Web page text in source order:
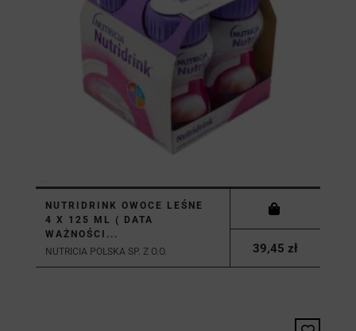
NUTRIDRINK OWOCE LEŚNE
4 X 125 ML ( DATA
WAŻNOŚCI...
NUTRICIA POLSKA SP. Z O.O.
39,45 zł